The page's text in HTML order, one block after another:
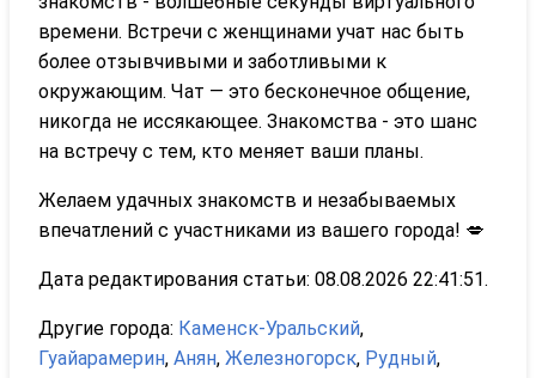
времени. Встречи с женщинами учат нас быть
более отзывчивыми и заботливыми к
окружающим. Чат — это бесконечное общение,
никогда не иссякающее. Знакомства - это шанс
на встречу с тем, кто меняет ваши планы.
Желаем удачных знакомств и незабываемых
впечатлений с участниками из вашего города! 💋
Дата редактирования статьи: 08.08.2026 22:41:51.
Другие города: Каменск-Уральский,
Гуайарамерин, Анян, Железногорск, Рудный,